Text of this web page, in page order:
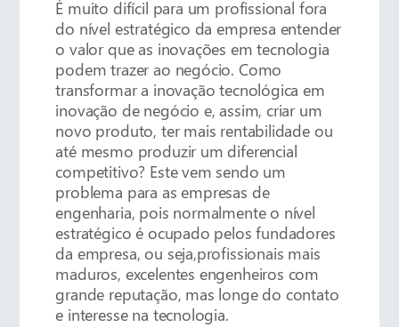
É muito difícil para um profissional fora
do nível estratégico da empresa entender
o valor que as inovações em tecnologia
podem trazer ao negócio. Como
transformar a inovação tecnológica em
inovação de negócio e, assim, criar um
novo produto, ter mais rentabilidade ou
até mesmo produzir um diferencial
competitivo? Este vem sendo um
problema para as empresas de
engenharia, pois normalmente o nível
estratégico é ocupado pelos fundadores
da empresa, ou seja,profissionais mais
maduros, excelentes engenheiros com
grande reputação, mas longe do contato
e interesse na tecnologia.